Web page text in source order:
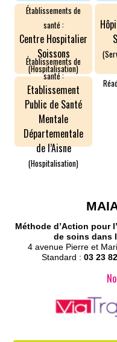
Établissements de
santé :
Centre Hospitalier
Soissons
(Hospitalisation)
Établissements de
santé :
Etablissement
Public de Santé
Mentale
Départementale
de l’Aisne
(Hospitalisation)
Méthode d’Action pour
de soins dans
4 avenue Pierre et
Standard : 03 23